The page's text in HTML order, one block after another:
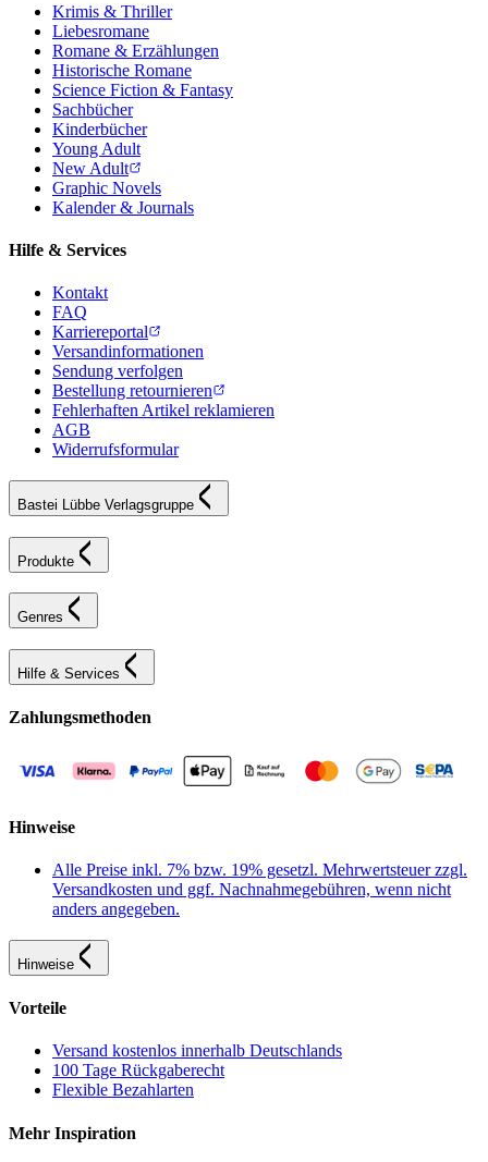
Krimis & Thriller
Liebesromane
Romane & Erzählungen
Historische Romane
Science Fiction & Fantasy
Sachbücher
Kinderbücher
Young Adult
New Adult
Graphic Novels
Kalender & Journals
Hilfe & Services
Kontakt
FAQ
Karriereportal
Versandinformationen
Sendung verfolgen
Bestellung retournieren
Fehlerhaften Artikel reklamieren
AGB
Widerrufsformular
Bastei Lübbe Verlagsgruppe
Produkte
Genres
Hilfe & Services
Zahlungsmethoden
Hinweise
Alle Preise inkl. 7% bzw. 19% gesetzl. Mehrwertsteuer zzgl.
Versandkosten und ggf. Nachnahmegebühren, wenn nicht
anders angegeben.
Hinweise
Vorteile
Versand kostenlos innerhalb Deutschlands
100 Tage Rückgaberecht
Flexible Bezahlarten
Mehr Inspiration